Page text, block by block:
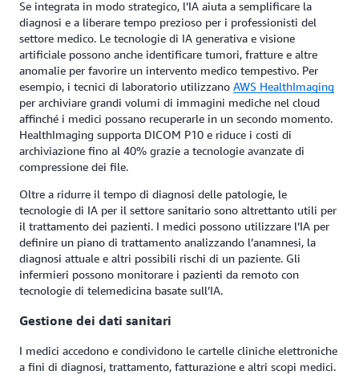
Se integrata in modo strategico, l’IA aiuta a semplificare la
diagnosi e a liberare tempo prezioso per i professionisti del
settore medico. Le tecnologie di IA generativa e visione
artificiale possono anche identificare tumori, fratture e altre
anomalie per favorire un intervento medico tempestivo. Per
esempio, i tecnici di laboratorio utilizzano AWS HealthImaging
per archiviare grandi volumi di immagini mediche nel cloud
affinché i medici possano recuperarle in un secondo momento.
HealthImaging supporta DICOM P10 e riduce i costi di
archiviazione fino al 40% grazie a tecnologie avanzate di
compressione dei file.
Oltre a ridurre il tempo di diagnosi delle patologie, le
tecnologie di IA per il settore sanitario sono altrettanto utili per
il trattamento dei pazienti. I medici possono utilizzare l’IA per
definire un piano di trattamento analizzando l’anamnesi, la
diagnosi attuale e altri possibili rischi di un paziente. Gli
infermieri possono monitorare i pazienti da remoto con
tecnologie di telemedicina basate sull’IA.
Gestione dei dati sanitari
I medici accedono e condividono le cartelle cliniche elettroniche
a fini di diagnosi, trattamento, fatturazione e altri scopi medici.